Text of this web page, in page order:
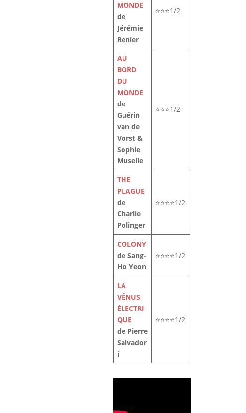
MONDE
de
Jérémie
Renier
⭐⭐⭐1/2
AU
BORD
DU
MONDE
de
Guérin
van de
Vorst &
Sophie
Muselle
⭐⭐⭐1/2
THE
PLAGUE
de
Charlie
Polinger
⭐⭐⭐⭐1/2
COLONY
de Sang-
Ho Yeon
⭐⭐⭐⭐1/2
LA
VÉNUS
ÉLECTRI
QUE
de Pierre
Salvador
i
⭐⭐⭐⭐1/2